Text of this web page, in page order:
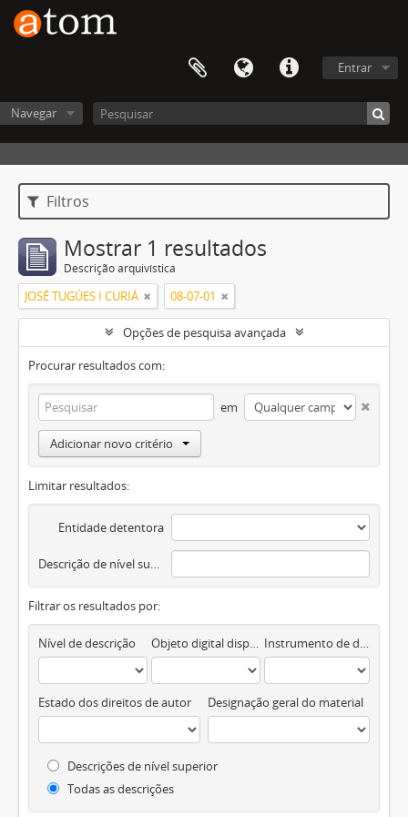
Entrar
Navegar
Filtros
Mostrar 1 resultados
Descrição arquivística
JOSÉ TUGÚES I CURIÁ 08-07-01
Opções de pesquisa avançada
Procurar resultados com:
em
Adicionar novo critério
Limitar resultados:
Entidade detentora
Descrição de nível superior
Filtrar os resultados por:
Nível de descrição Objeto digital disponível Instrumento de descrição documental
Estado dos direitos de autor Designação geral do material
Descrições de nível superior
Todas as descrições